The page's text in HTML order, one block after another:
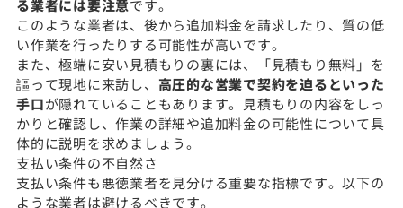
る業者には要注意です。
このような業者は、後から追加料金を請求したり、質の低
い作業を行ったりする可能性が高いです。
また、極端に安い見積もりの裏には、「見積もり無料」を
謳って現地に来訪し、 高圧的な営業で契約を迫るといった
手口が隠れていることもあります。見積もりの内容をしっ
かりと確認し、作業の詳細や追加料金の可能性について具
体的に説明を求めましょう。
支払い条件の不自然さ
支払い条件も悪徳業者を見分ける重要な指標です。以下の
ような業者は避けるべきです。